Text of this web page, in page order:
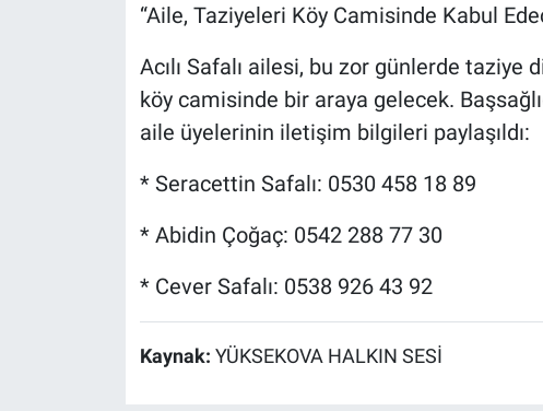
“Aile, Taziyeleri Köy Camisinde Kabul
Acılı Safalı ailesi, bu zor günlerde
köy camisinde bir araya gelecek.
aile üyelerinin iletişim bilgileri paylaşıldı:
* Seracettin Safalı: 0530 458 18 89
* Abidin Çoğaç: 0542 288 77 30
* Cever Safalı: 0538 926 43 92
Kaynak: YÜKSEKOVA HALKIN SESİ